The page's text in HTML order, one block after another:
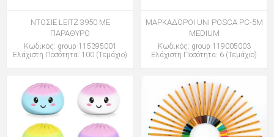
ΝΤΟΣΙΕ LEITZ 3950 ΜΕ
ΠΑΡΑΘΥΡΟ
Κωδικός: group-115395001
Ελάχιστη Ποσότητα: 100 (Τεμάχιο)
ΜΑΡΚΑΔΟΡΟΙ UNI POSCA PC-5M
MEDIUM
Κωδικός: group-119005003
Ελάχιστη Ποσότητα: 6 (Τεμάχιο)